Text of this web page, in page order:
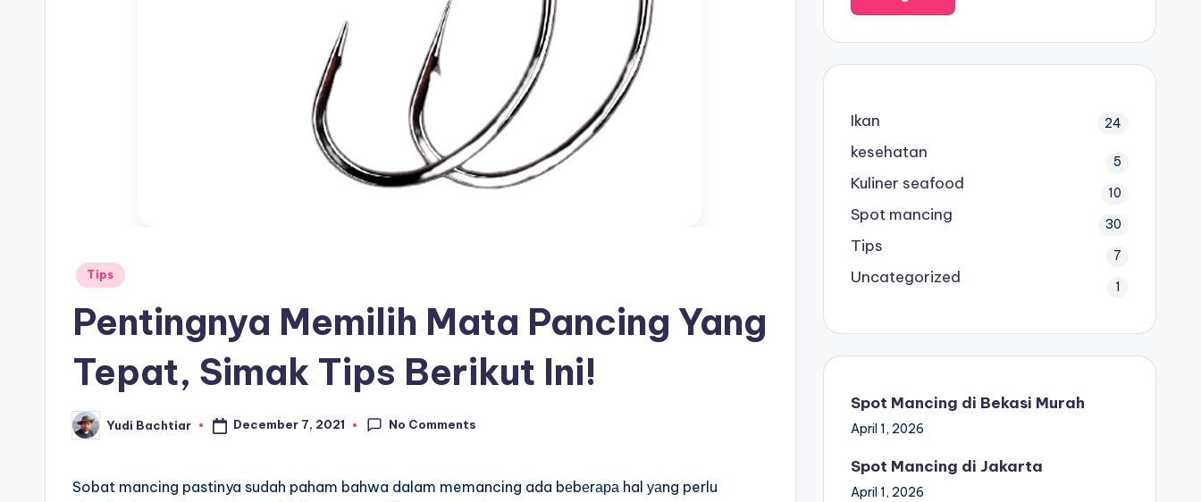
Posted
Tips
Pentingnya Memilih Mata Pancing Yang
Tepat, Simak Tips Berikut Ini!
Posted
by
Yudi Bachtiar December 7, 2021 No Comments
Sobat mancing pastinya sudah paham bahwa dalam memancing ada bеbеrара hal уаng perlu
Ikan 24
kesehatan 5
Kuliner seafood 10
Spot mancing 30
Tips 7
Uncategorized 1
Spot Mancing di Bekasi Murah
April 1, 2026
Spot Mancing di Jakarta
April 1, 2026